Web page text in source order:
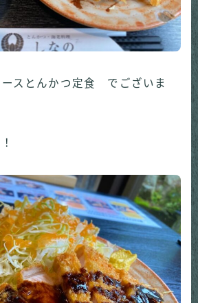
スとんかつ定食 でございま